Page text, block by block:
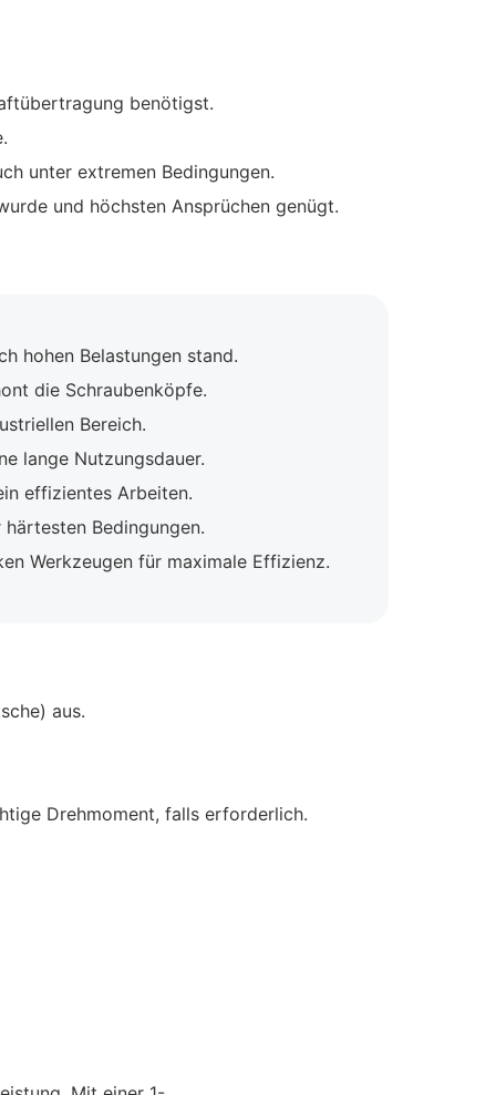
benötigst.
unter extremen Bedingungen.
und höchsten Ansprüchen genügt.
hohen Belastungen stand.
die Schraubenköpfe.
Bereich.
lange Nutzungsdauer.
effizientes Arbeiten.
Bedingungen.
Werkzeugen für maximale Effizienz.
aus.
Drehmoment, falls erforderlich.